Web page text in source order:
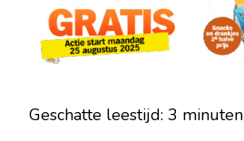
ALBERT
HEIJN
BIOSCOOPACTIE
2025
Geschatte leestijd: 3 minuten